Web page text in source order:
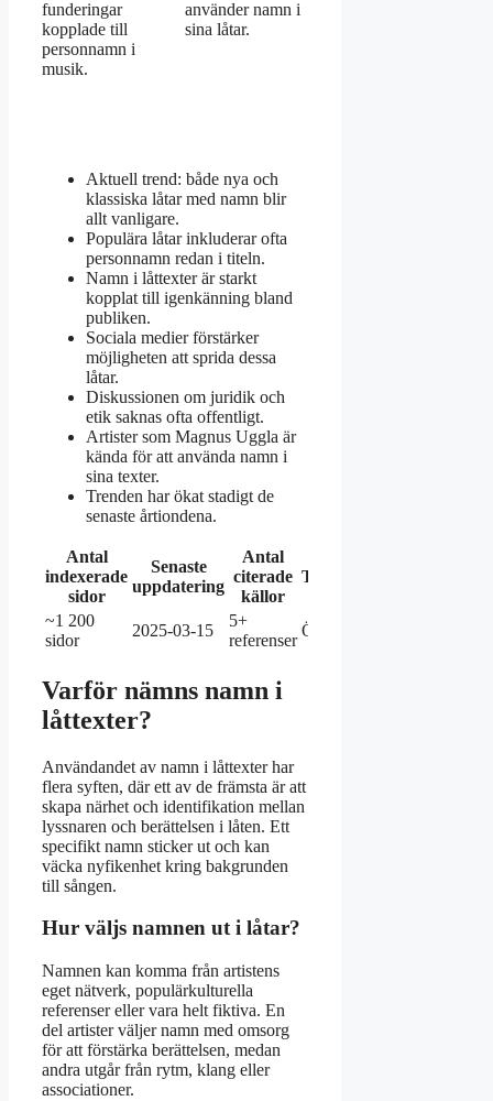
funderingar
kopplade till
personnamn i
musik.
använder namn i
sina låtar.
Aktuell trend: både nya och
klassiska låtar med namn blir
allt vanligare.
Populära låtar inkluderar ofta
personnamn redan i titeln.
Namn i låttexter är starkt
kopplat till igenkänning bland
publiken.
Sociala medier förstärker
möjligheten att sprida dessa
låtar.
Diskussionen om juridik och
etik saknas ofta offentligt.
Artister som Magnus Uggla är
kända för att använda namn i
sina texter.
Trenden har ökat stadigt de
senaste årtiondena.
Antal
indexerade
sidor
Senaste
uppdatering
Antal
citerade
källor
Trendindex
~1 200
sidor
2025-03-15
5+
referenser
Ökande
Varför nämns namn i
låttexter?
Användandet av namn i låttexter har
flera syften, där ett av de främsta är att
skapa närhet och identifikation mellan
lyssnaren och berättelsen i låten. Ett
specifikt namn sticker ut och kan
väcka nyfikenhet kring bakgrunden
till sången.
Hur väljs namnen ut i låtar?
Namnen kan komma från artistens
eget nätverk, populärkulturella
referenser eller vara helt fiktiva. En
del artister väljer namn med omsorg
för att förstärka berättelsen, medan
andra utgår från rytm, klang eller
associationer.